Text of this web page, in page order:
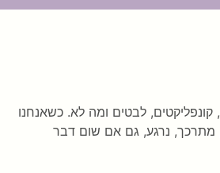
לבטים ומה לא. כשאנחנו
מתרכך, נרגע, גם אם שום דבר